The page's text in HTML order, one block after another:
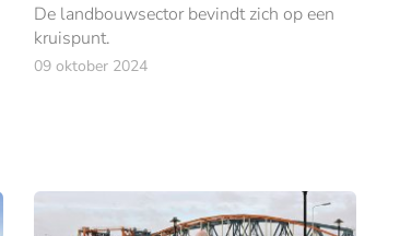
De landbouwsector bevindt zich op een
kruispunt.
09 oktober 2024